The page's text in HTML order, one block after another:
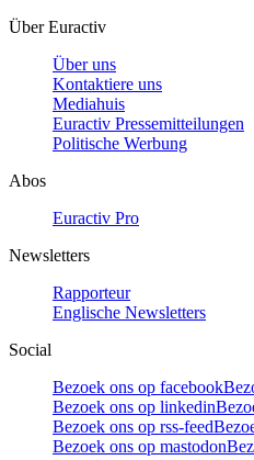
Über Euractiv
Über uns
Kontaktiere uns
Mediahuis
Euractiv Pressemitteilungen
Politische Werbung
Abos
Euractiv Pro
Newsletters
Rapporteur
Englische Newsletters
Social
Bezoek ons op facebook
Bezoek ons op linkedin
Bezoek ons op rss-feed
Bezoek ons op mastodon